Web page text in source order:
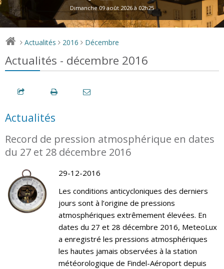
Dimanche 09 août 2026 à 02h25
> Actualités > 2016 > Décembre
Actualités - décembre 2016
Actualités
Record de pression atmosphérique en dates
du 27 et 28 décembre 2016
29-12-2016
Les conditions anticycloniques des derniers
jours sont à l’origine de pressions
atmosphériques extrêmement élevées. En
dates du 27 et 28 décembre 2016, MeteoLux
a enregistré les pressions atmosphériques
les hautes jamais observées à la station
météorologique de Findel-Aéroport depuis